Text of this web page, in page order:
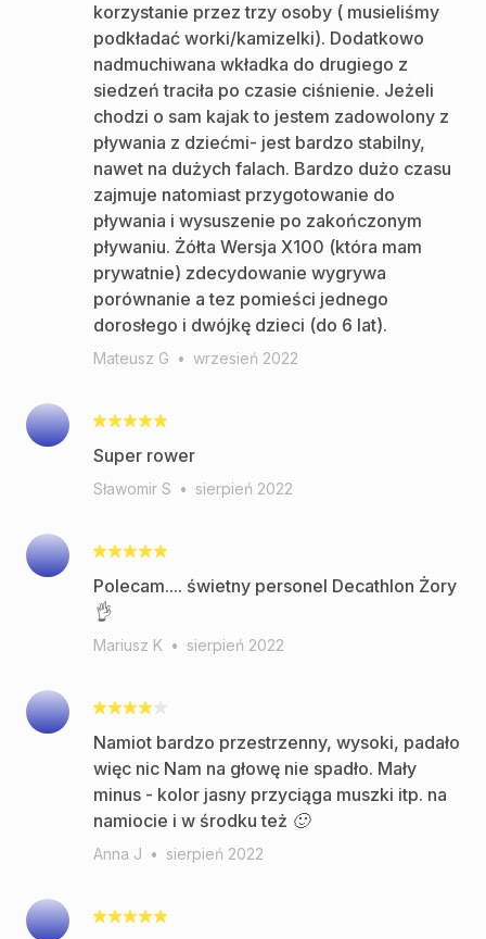
korzystanie przez trzy osoby ( musieliśmy
podkładać worki/kamizelki). Dodatkowo
nadmuchiwana wkładka do drugiego z
siedzeń traciła po czasie ciśnienie. Jeżeli
chodzi o sam kajak to jestem zadowolony z
pływania z dziećmi- jest bardzo stabilny,
nawet na dużych falach. Bardzo dużo czasu
zajmuje natomiast przygotowanie do
pływania i wysuszenie po zakończonym
pływaniu. Żółta Wersja X100 (która mam
prywatnie) zdecydowanie wygrywa
porównanie a tez pomieści jednego
dorosłego i dwójkę dzieci (do 6 lat).
Mateusz G • wrzesień 2022
Super rower
Sławomir S • sierpień 2022
Polecam.... świetny personel Decathlon Żory
👌
Mariusz K • sierpień 2022
Namiot bardzo przestrzenny, wysoki, padało
więc nic Nam na głowę nie spadło. Mały
minus - kolor jasny przyciąga muszki itp. na
namiocie i w środku też 🙂
Anna J • sierpień 2022